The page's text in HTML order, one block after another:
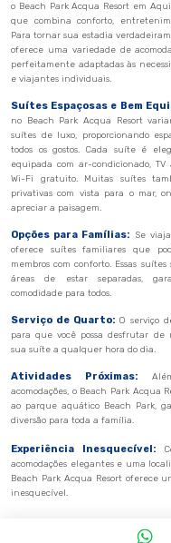
o Beach Park Acqua Resort em
que combina conforto,
Para tornar sua estadia
oferece uma variedade de
perfeitamente adaptadas às nec
e viajantes individuais.
Suítes Espaçosas e Bem
no Beach Park Acqua Resort
suítes de luxo, proporcionando
todos os gostos. Cada suíte é
equipada com ar-condicionado,
Wi-Fi gratuito. Muitas suítes
privativas com vista para o mar,
apreciar a paisagem.
Opções para Famílias: Se
oferece suítes familiares que
membros com conforto. Essas suítes
áreas de estar separadas,
comodidade para todos.
Serviço de Quarto:O serviço
para que você possa desfrutar de
sua suíte a qualquer hora do dia.
Atividades Próximas:
acomodações, o Beach Park Acqua
ao parque aquático Beach Park,
diversão para toda a família.
Experiência Inesquecível:
acomodações elegantes e uma
Beach Park Acqua Resort oferece
inesquecível.
do melhor do nordeste brasileiro